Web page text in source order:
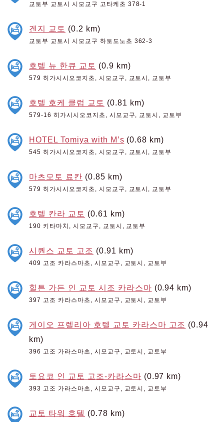
교토부 교토시 시모교구 고타케초 378-1
겐지 교토 (0.2 km)
교토부 교토시 시모교구 하토도노초 362-3
호텔 뉴 한큐 교토 (0.9 km)
579 히가시시오코지초, 시모교구, 교토시, 교토부
호텔 호케 클럽 교토 (0.81 km)
579-16 히가시시오코지초, 시모교구, 교토시, 교토부
HOTEL Tomiya with M’s (0.68 km)
545 히가시시오코지초, 시모교구, 교토시, 교토부
마츠모토 료칸 (0.85 km)
579 히가시시오코지초, 시모교구, 교토시, 교토부
호텔 칸라 교토 (0.61 km)
190 키타마치, 시모교구, 교토시, 교토부
시퀀스 교토 고조 (0.91 km)
409 고조 카라스마초, 시모교구, 교토시, 교토부
힐튼 가든 인 교토 시조 카라스마 (0.94 km)
397 고조 카라스마초, 시모교구, 교토시, 교토부
게이오 프렐리아 호텔 교토 카라스마 고조 (0.94
km)
396 고조 가라스마초, 시모교구, 교토시, 교토부
토요코 인 교토 고조-카라스마 (0.97 km)
393 고조 가라스마초, 시모교구, 교토시, 교토부
교토 타워 호텔 (0.78 km)